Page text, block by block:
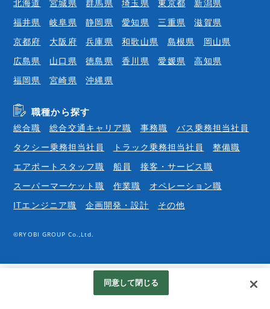
北海道 宮城県 群馬県 埼玉県 東京都
新潟県
福井県
岐阜県 静岡県 愛知県 三重県
滋賀県
京都府
大阪府 兵庫県 和歌山県 島根県
岡山県
広島県
山口県 徳島県 香川県 愛媛県
高知県
福岡県
宮崎県 沖縄県
職種から探す
総合職 総合交通キャリア職 事務職
バス乗務担当社員
タクシー乗務担当社員
トラック乗務担当社員
整備職
エアポートスタッフ職
船員
接客・サービス職
スーパーマーケット職
作業職
オペレーション職
ITエンジニア職
企画開発・設計 その他
©RYOBI GROUP Co.,Ltd.
同意して閉じる